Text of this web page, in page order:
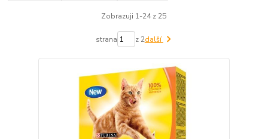
Zobrazuji 1-24 z 25
strana z 2další